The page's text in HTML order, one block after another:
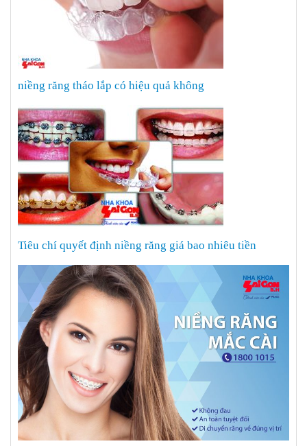
niềng răng tháo lắp có hiệu quả không
Tiêu chí quyết định niềng răng giá bao nhiêu tiền